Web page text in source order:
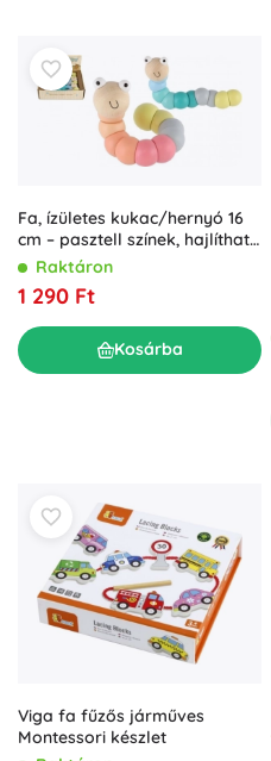
Fa, ízületes kukac/hernyó 16
cm – pasztell színek, hajlítható
baba játék
Raktáron
1 290 Ft
Kosárba
Viga fa fűzős járműves
Montessori készlet